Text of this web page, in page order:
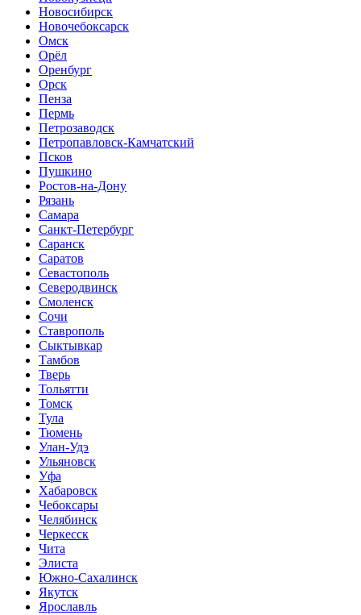
Новосибирск
Новочебоксарск
Омск
Орёл
Оренбург
Орск
Пенза
Пермь
Петрозаводск
Петропавловск-Камчатский
Псков
Пушкино
Ростов-на-Дону
Рязань
Самара
Санкт-Петербург
Саранск
Саратов
Севастополь
Северодвинск
Смоленск
Сочи
Ставрополь
Сыктывкар
Тамбов
Тверь
Тольятти
Томск
Тула
Тюмень
Улан-Удэ
Ульяновск
Уфа
Хабаровск
Чебоксары
Челябинск
Черкесск
Чита
Элиста
Южно-Сахалинск
Якутск
Ярославль